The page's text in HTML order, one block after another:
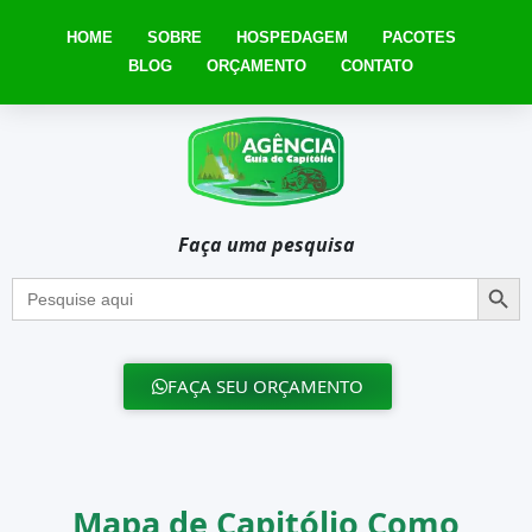
HOME SOBRE HOSPEDAGEM
PACOTES
BLOG
ORÇAMENTO CONTATO
Faça uma pesquisa
Search
for:
FAÇA SEU ORÇAMENTO
Mapa de Capitólio Como